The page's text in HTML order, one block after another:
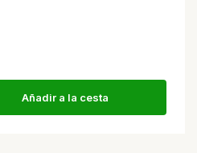
Añadir a la cesta